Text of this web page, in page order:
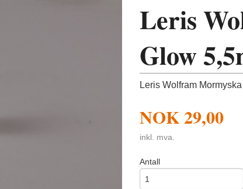
Leris
Glow
Leris Wolfram Mormyska
NOK29,00
inkl. mva.
Antall